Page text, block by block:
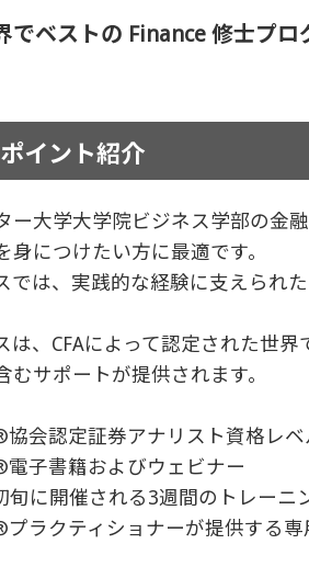
でベストの Finance 修士プ
イント紹介
ー大学大学院ビジネス学部の金
身につけたい方に最適です。
では、実践的な経験に支えられ
は、CFAによって認定された世
むサポートが提供されます。
協会認定証券アナリスト資格レ
電子書籍およびウェビナー
旬に開催される3週間のトレーニ
プラクティショナーが提供する